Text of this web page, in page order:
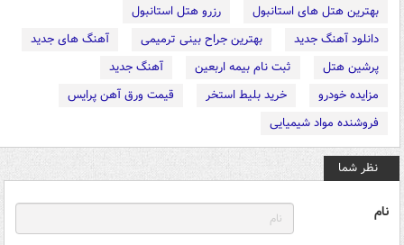
بهترین هتل های استانبول
رزرو هتل استانبول
دانلود آهنگ جدید
بهترین جراح بینی ترمیمی
آهنگ های جدید
پرشین هتل
ثبت نام بیمه اربعین
آهنگ جدید
مزایده خودرو
خرید بلیط استخر
قیمت ورق آهن پرایس
فروشنده مواد شیمیایی
نظر شما
نام